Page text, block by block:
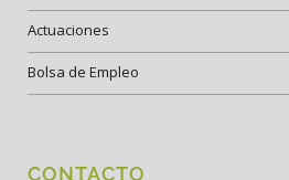
Actuaciones
Bolsa de Empleo
CONTACTO